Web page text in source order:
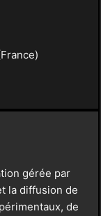
gérée par
la diffusion de
de